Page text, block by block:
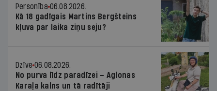
Personība 06.08.2026.
Kā 18 gadīgais Martins Bergšteins
kļuva par laika ziņu seju?
Dzīve 06.08.2026.
No purva līdz paradīzei – Aglonas
Karaļa kalns un tā radītāji